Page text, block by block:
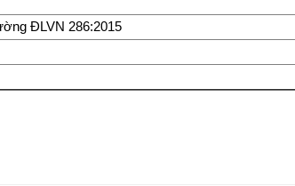
ĐLVN 286:2015